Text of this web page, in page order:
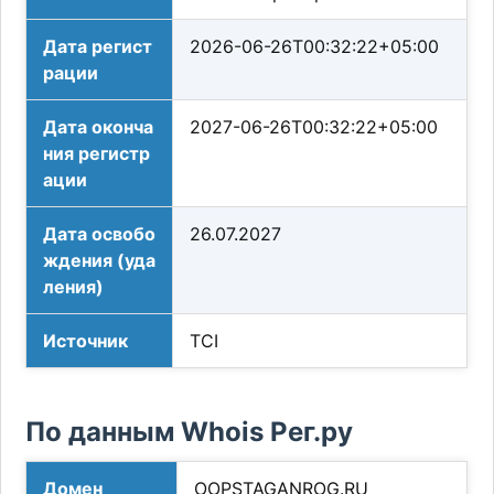
Дата регист
рации
2026-06-26T00:32:22+05:00
Дата оконча
ния регистр
ации
2027-06-26T00:32:22+05:00
Дата освобо
ждения (уда
ления)
26.07.2027
Источник TCI
По данным Whois Рег.ру
Домен OOPSTAGANROG.RU